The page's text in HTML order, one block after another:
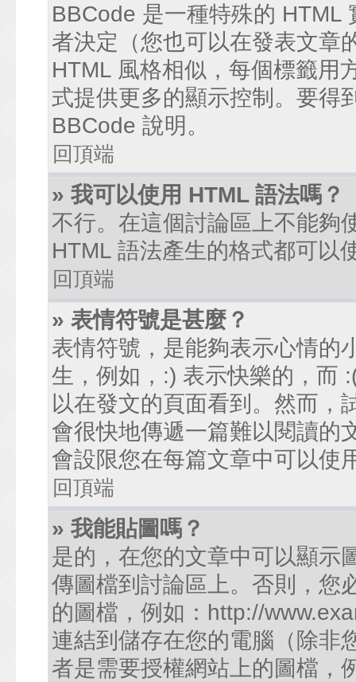
BBCode 是一種特殊的 HTML
者決定（您也可以在發表文章
HTML 風格相似，每個標籤用
式提供更多的顯示控制。要得
BBCode 說明。
回頂端
» 我可以使用 HTML 語法嗎？
不行。在這個討論區上不能夠
HTML 語法產生的格式都可以
回頂端
» 表情符號是甚麼？
表情符號，是能夠表示心情的
生，例如，:) 表示快樂的，而
以在發文的頁面看到。然而，
會很快地傳遞一篇難以閱讀的
會設限您在每篇文章中可以使
回頂端
» 我能貼圖嗎？
是的，在您的文章中可以顯示
傳圖檔到討論區上。否則，您
的圖檔，例如：http://
連結到儲存在您的電腦（除非
者是需要授權網站上的圖檔，